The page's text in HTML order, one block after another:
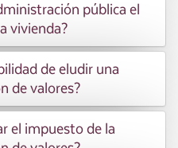
pública el
vivienda?
de eludir una
de valores?
el impuesto de la